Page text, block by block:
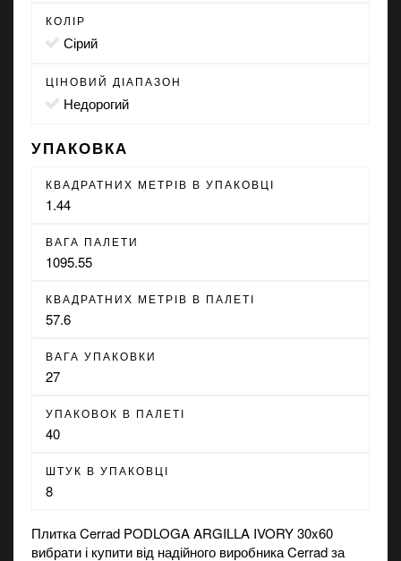
КОЛІР
сірий
ЦІНОВИЙ ДІАПАЗОН
Недорогий
УПАКОВКА
КВАДРАТНИХ МЕТРІВ В УПАКОВЦІ
1.44
ВАГА ПАЛЕТИ
1095.55
КВАДРАТНИХ МЕТРІВ В ПАЛЕТІ
57.6
ВАГА УПАКОВКИ
27
УПАКОВОК В ПАЛЕТІ
40
ШТУК В УПАКОВЦІ
8
Плитка Cerrad PODLOGA ARGILLA IVORY 30x60
вибрати і купити від надійного виробника Cerrad за